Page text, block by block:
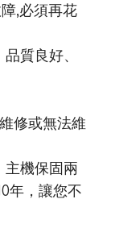
,必須再花
良好、
修或無法維
機保固兩
年，讓您不